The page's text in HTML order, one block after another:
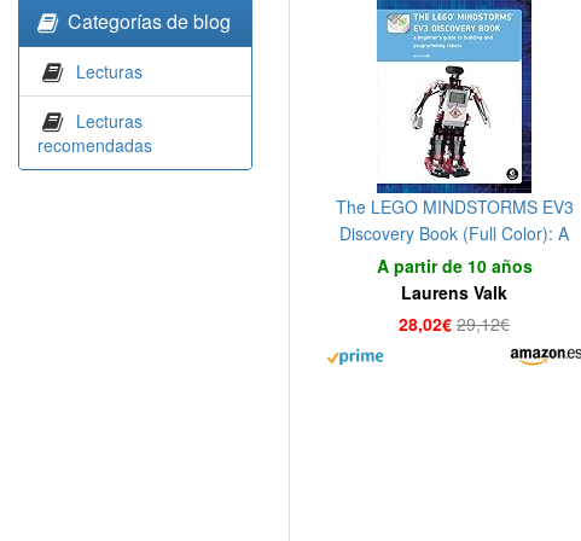
Categorías de blog
Lecturas
Lecturas
recomendadas
The LEGO MINDSTORMS EV3
Discovery Book (Full Color): A
Beginner's Guide to Building and
Programming Robots
A partir de 10 años
Laurens Valk
28,02€ 29,12€